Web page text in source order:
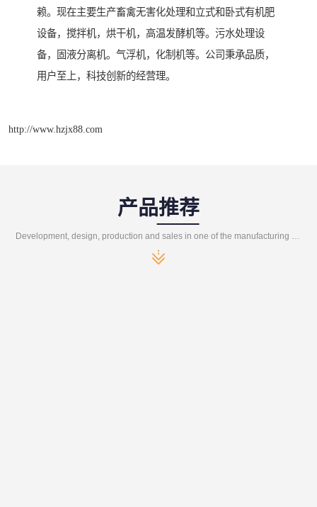
赖。现在主要生产畜禽无害化处理和立式和卧式有机肥
设备，搅拌机，烘干机，高温发酵机等。污水处理设
备，固液分离机。气浮机，化制机等。公司秉承品质，
用户至上，科技创新的经营理。
http://www.hzjx88.com
产品推荐